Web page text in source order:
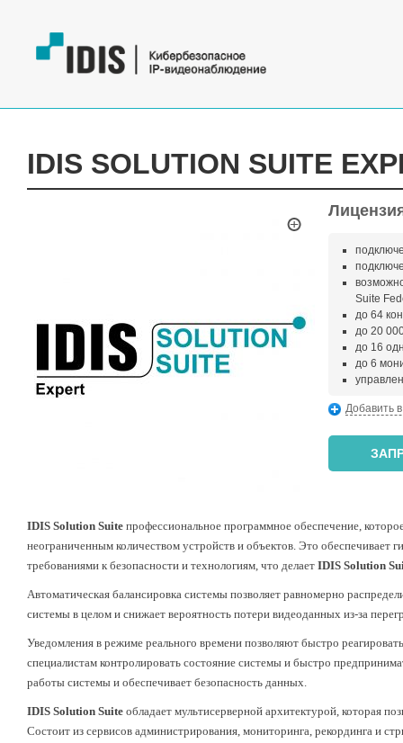
IDIS SOLUTION SUITE
Suite
до 64
до 20
до 16
до 6
Добавить
IDIS Solution Suite профессиональное программное обеспечение,
неограниченным количеством устройств и объектов. Это обеспечивает
требованиями к безопасности и технологиям, что делает IDIS Solution
Автоматическая балансировка системы позволяет равномерно
системы в целом и снижает вероятность потери видеоданных из-за
Уведомления в режиме реального времени позволяют быстро
специалистам контролировать состояние системы и быстро
работы системы и обеспечивает безопасность данных.
IDIS Solution Suite обладает мультисерверной архитектурой, которая
Состоит из сервисов администрирования, мониторинга, рекординга и